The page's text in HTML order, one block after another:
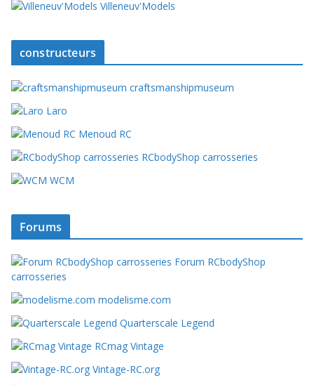
Villeneuv'Models
constructeurs
craftsmanshipmuseum
Laro
Menoud RC
RCbodyShop carrosseries
WCM
Forums
Forum RCbodyShop
carrosseries
modelisme.com
Quarterscale Legend
RCmag Vintage
Vintage-RC.org